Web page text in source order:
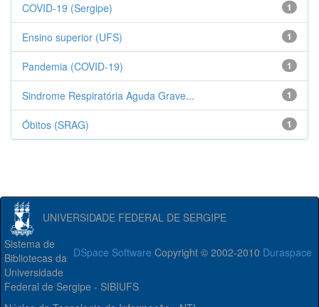
1
COVID-19 (Sergipe)
1
Ensino superior (UFS)
1
Pandemia (COVID-19)
1
Sindrome Respiratória Aguda Grave...
1
Óbitos (SRAG)
UNIVERSIDADE FEDERAL DE SERGIPE
DSpace Software Copyright © 2002-2010 Duraspace
Sistema de
Bibliotecas da
Universidade
Federal de Sergipe - SIBIUFS